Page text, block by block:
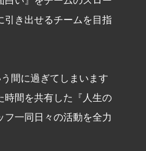
引き出せるチームを目指
間に過ぎてしまいます
時間を共有した『人生の
一同日々の活動を全力